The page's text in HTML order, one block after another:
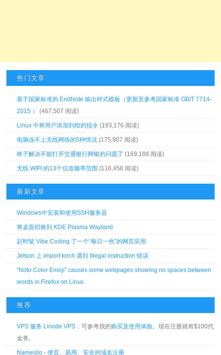
热门文章
基于国家标准的 EndNote 输出样式模板（更新至参考国家标准 GB/T 7714-
2015 ）
(467,507 阅读)
Linux 中将用户添加到组的指令 (193,176 阅读)
电脑连不上无线网络的5种情况 (175,907 阅读)
终于解决不能打开交通银行网银的问题了 (169,188 阅读)
无线 WIFI 的13个信道频率范围 (116,458 阅读)
最新文章
Windows中安装和使用SSH服务器
将桌面切换到 KDE Plasma Wayland
赶时髦 Vibe Coding 了一个“每日一色”的网页应用
Jetson 上 import torch 遇到 Illegal instruction 错误
“Noto Color Emoji” causes some webpages showing no spaces between
words in Firefox on Linux
推荐
VPS 服务 Linode VPS ，可参考我的购买及使用体验。现在注册就有$100代
金券。
Namesilo - 便宜、易用、安全的域名注册